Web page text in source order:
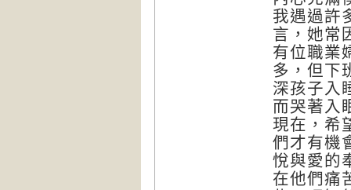
我遇過許
言，她常
有位職業
多，但下
深孩子入
而哭著入
現在，希
們才有機
悅與愛的
在他們痛